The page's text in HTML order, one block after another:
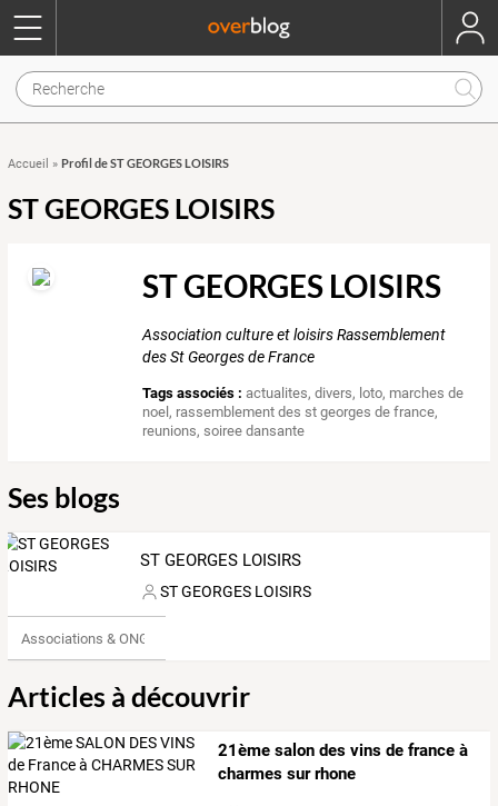
Accueil » Profil de ST GEORGES LOISIRS
ST GEORGES LOISIRS
ST GEORGES LOISIRS
Association culture et loisirs Rassemblement
des St Georges de France
Tags associés : actualites,divers, loto, marches de
noel, rassemblement des st georges de france,
reunions,soiree dansante
Ses blogs
ST GEORGES LOISIRS
ST GEORGES LOISIRS
Associations & ONG
Articles à découvrir
21ème salon des vins de france à
charmes sur rhone